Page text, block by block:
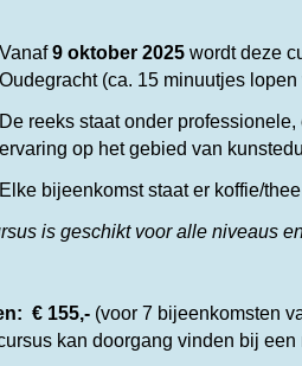
Vanaf9 oktober 2025wordt deze
Oudegracht (ca. 15 minuutjes
De reeks staat onder
ervaring op het gebied van
Elke bijeenkomst staat er koffie/
is geschikt voor alle niveaus
€ 155,- (voor 7 bijeenkomsten
kan doorgang vinden bij